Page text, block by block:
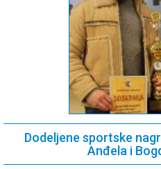
Dodeljene sportske
Anđela i